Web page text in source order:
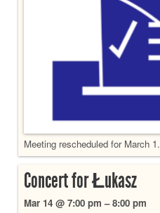
Meeting rescheduled for March 1.
Concert for Łukasz
Mar 14 @ 7:00 pm – 8:00 pm